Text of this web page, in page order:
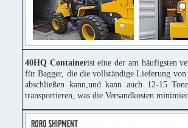
40HQ Containerist eine der am häufigsten
für Bagger, die die vollständige Lieferung von
abschließen kann,und kann auch 12-15
transportieren, was die Versandkosten